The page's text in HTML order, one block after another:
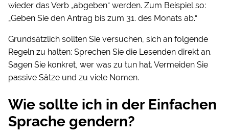
wieder das Verb „abgeben“ werden. Zum Beispiel so:
„Geben Sie den Antrag bis zum 31. des Monats ab.“
Grundsätzlich sollten Sie versuchen, sich an folgende
Regeln zu halten: Sprechen Sie die Lesenden direkt an.
Sagen Sie konkret, wer was zu tun hat. Vermeiden Sie
passive Sätze und zu viele Nomen.
Wie sollte ich in der Einfachen
Sprache gendern?